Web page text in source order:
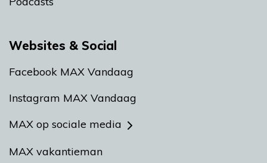
Websites & Social
Facebook MAX Vandaag
Instagram MAX Vandaag
MAX op sociale media
MAX vakantieman